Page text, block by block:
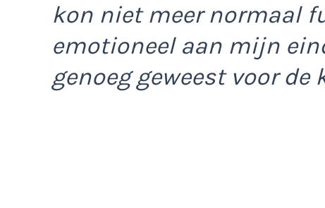
kon niet meer normaal
emotioneel aan mijn
genoeg geweest voor de